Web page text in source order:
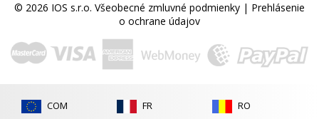
© 2026 IOS s.r.o. Všeobecné zmluvné podmienky | Prehlásenie
o ochrane údajov
COM FR RO